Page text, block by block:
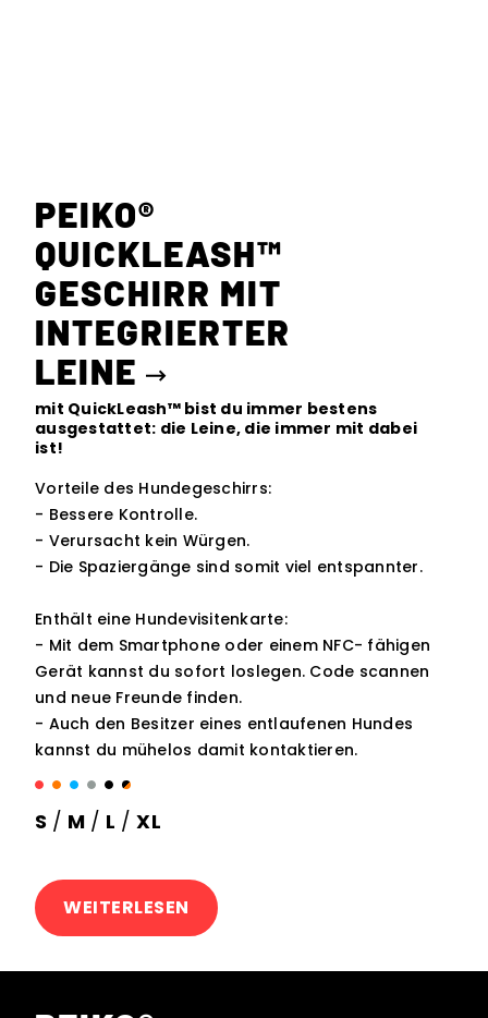
PEIKO®
QUICKLEASH™
GESCHIRR MIT
INTEGRIERTER
LEINE
mit QuickLeash™ bist du immer bestens
ausgestattet: die Leine, die immer mit dabei
ist!
Vorteile des Hundegeschirrs:
- Bessere Kontrolle.
- Verursacht kein Würgen.
- Die Spaziergänge sind somit viel entspannter.
Enthält eine Hundevisitenkarte:
- Mit dem Smartphone oder einem NFC- fähigen
Gerät kannst du sofort loslegen. Code scannen
und neue Freunde finden.
- Auch den Besitzer eines entlaufenen Hundes
kannst du mühelos damit kontaktieren.
S / M / L / XL
WEITERLESEN